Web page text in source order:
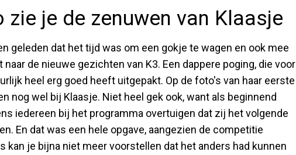
zie je de zenuwen van Klaasje
geleden dat het tijd was om een gokje te wagen en ook mee
de nieuwe gezichten van K3. Een dappere poging, die voor
heel erg goed heeft uitgepakt. Op de foto's van haar eerste
nog wel bij Klaasje. Niet heel gek ook, want als beginnend
iedereen bij het programma overtuigen dat zij het volgende
En dat was een hele opgave, aangezien de competitie
kan je bijna niet meer voorstellen dat het anders had kunnen